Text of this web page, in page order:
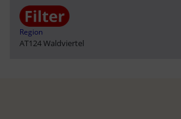
Region
AT124 Waldviertel